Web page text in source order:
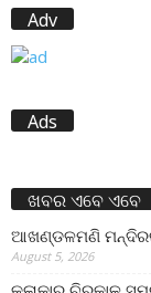
Adv
Ads
ଖବର ଏବେ ଏବେ
ଆଖଣ୍ଡଳମଣି
August 5, 2026